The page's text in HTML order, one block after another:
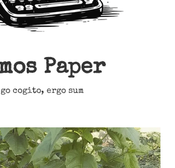
Paper
cogito, ergo sum